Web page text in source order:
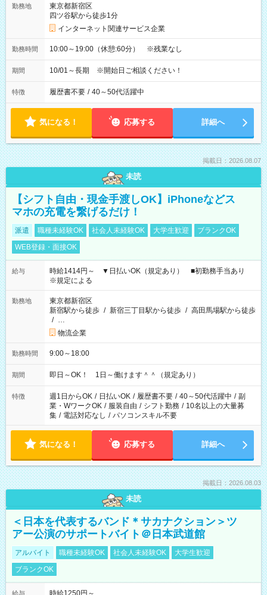
勤務地
東京都新宿区
四ツ谷駅から徒歩1分
インターネット関連サービス企業
勤務時間 10:00～19:00（休憩:60分） ※残業なし
期間 10/01～長期 ※開始日ご相談ください！
特徴 履歴書不要 / 40～50代活躍中
気になる！ 応募する 詳細へ
掲載日：2026.08.07
未読
【シフト自由・現金手渡しOK】iPhoneなどス
マホの充電を繋げるだけ！
派遣 職種未経験OK 社会人未経験OK 大学生歓迎
ブランクOK
WEB登録・面接OK
給与
時給1414円～ ▼日払いOK（規定あり） ■初勤務手当あり
※規定による
勤務地
東京都新宿区
新宿駅から徒歩 / 新宿三丁目駅から徒歩 / 高田馬場駅から徒歩
/ …
物流企業
勤務時間 9:00～18:00
期間 即日～OK！ 1日～働けます＾＾（規定あり）
特徴 週1日からOK / 日払いOK / 履歴書不要 / 40～50代活躍中 / 副
業・WワークOK / 服装自由 / シフト勤務 / 10名以上の大量募
集 / 電話対応なし / パソコンスキル不要
気になる！ 応募する 詳細へ
掲載日：2026.08.03
未読
＜日本を代表するバンド＊サカナクション＞ツ
アー公演のサポートバイト＠日本武道館
アルバイト 職種未経験OK 社会人未経験OK
大学生歓迎
ブランクOK
給与 時給1250円～